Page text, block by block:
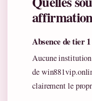
Absence de tier 1
Aucune
de
clairement le